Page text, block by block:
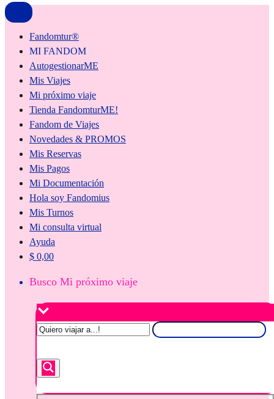
Fandomtur®
MI FANDOM
AutogestionarME
Mis Viajes
Mi próximo viaje
Tienda FandomturME!
Fandom de Viajes
Novedades & PROMOS
Mis Reservas
Mis Pagos
Mi Documentación
Hola soy Fandomius
Mis Turnos
Mi consulta virtual
Ayuda
$ 0,00
Busco Mi próximo viaje